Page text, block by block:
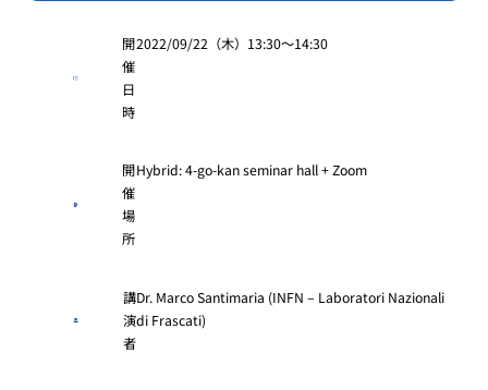
開
催
日
時
2022/09/22（木）13:30～14:30
開
催
場
所
Hybrid: 4-go-kan seminar hall + Zoom
講
演
者
Dr. Marco Santimaria (INFN – Laboratori Nazionali
di Frascati)